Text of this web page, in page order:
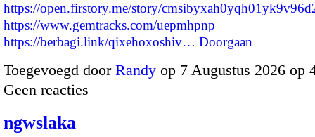
https://open.firstory.me/story/
https://www.gemtracks.com/uepmhpnp
https://berbagi.link/qixehoxoshiv… Doorgaan
Toegevoegd door Randy op 7 Augustus 2026
Geen reacties
ngwslaka